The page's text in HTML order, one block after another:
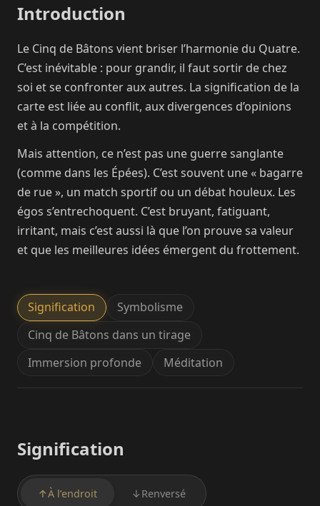
Introduction
Le Cinq de Bâtons vient briser l’harmonie du Quatre.
C’est inévitable : pour grandir, il faut sortir de chez
soi et se confronter aux autres. La signification de la
carte est liée au conflit, aux divergences d’opinions
et à la compétition.
Mais attention, ce n’est pas une guerre sanglante
(comme dans les Épées). C’est souvent une « bagarre
de rue », un match sportif ou un débat houleux. Les
égos s’entrechoquent. C’est bruyant, fatiguant,
irritant, mais c’est aussi là que l’on prouve sa valeur
et que les meilleures idées émergent du frottement.
Signification
Symbolisme
Cinq de Bâtons dans un tirage
Immersion profonde
Méditation
Signification
↑À l’endroit ↓ Renversé